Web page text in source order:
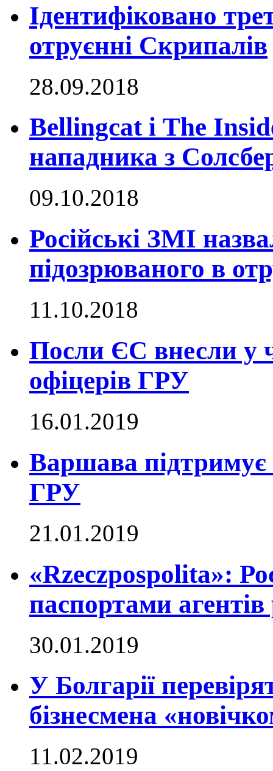
Ідентифіковано
отруєнні Скрипалів
28.09.2018
Bellingcat і The
нападника з
09.10.2018
Російські ЗМІ
підозрюваного в
11.10.2018
Посли ЄС внесли у
офіцерів ГРУ
16.01.2019
Варшава підтримує
ГРУ
21.01.2019
«Rzeczpospolita»:
паспортами агентів
30.01.2019
У Болгарії
бізнесмена
11.02.2019